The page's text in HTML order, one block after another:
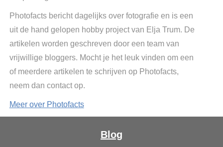
Photofacts bericht dagelijks over fotografie en is een
uit de hand gelopen hobby project van Elja Trum. De
artikelen worden geschreven door een team van
vrijwillige bloggers. Mocht je het leuk vinden om een
of meerdere artikelen te schrijven op Photofacts,
neem dan contact op.
Meer over Photofacts
Blog